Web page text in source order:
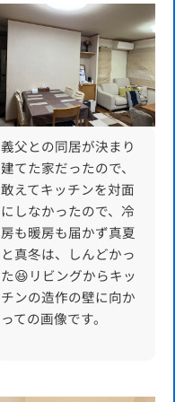
義父との同居が決まり
建てた家だったので、
敢えてキッチンを対面
にしなかったので、冷
房も暖房も届かず真夏
と真冬は、しんどかっ
た😆リビングからキッ
チンの造作の壁に向か
っての画像です。